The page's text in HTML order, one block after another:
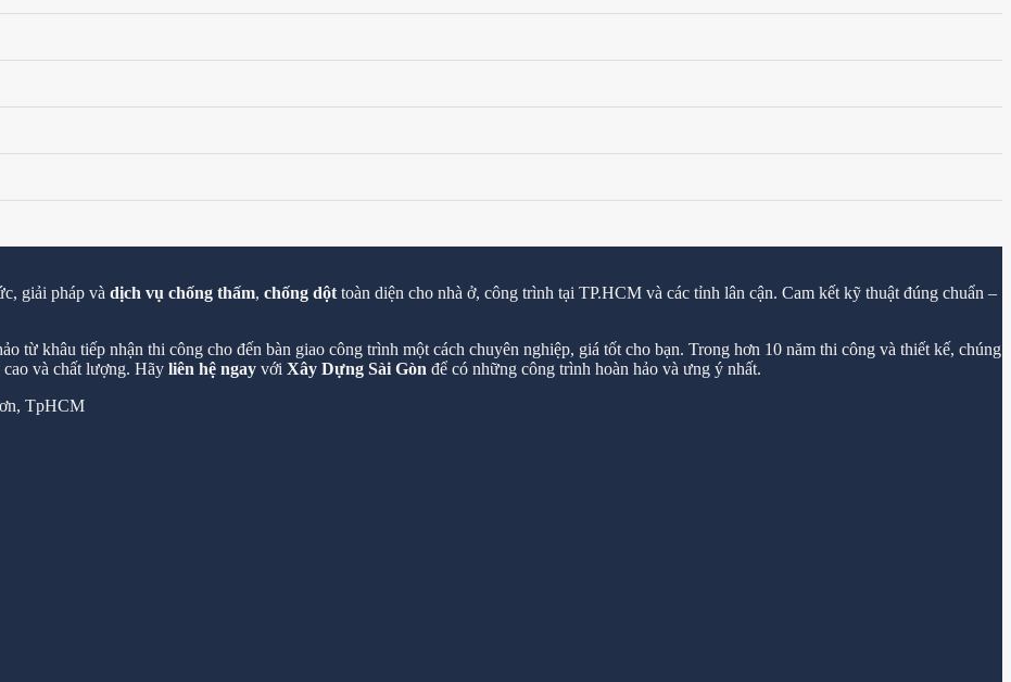
giải pháp và dịch vụ chống thấm, chống dột toàn diện cho nhà ở, công trình tại TP.HCM và các tỉnh lân cận. Cam kết kỹ thuật đúng chuẩn –
từ khâu tiếp nhận thi công cho đến bàn giao công trình một cách chuyên nghiệp, giá tốt cho bạn. Trong hơn 10 năm thi công và thiết kế, chúng
và chất lượng. Hãy liên hệ ngay với Xây Dựng Sài Gòn để có những công trình hoàn hảo và ưng ý nhất.
TpHCM